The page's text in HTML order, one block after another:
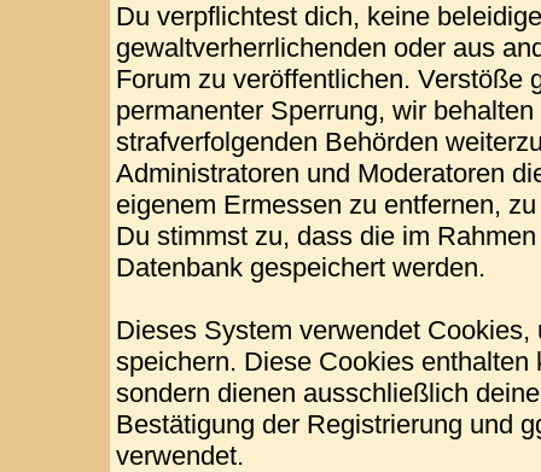
Du verpflichtest dich, keine
gewaltverherrlichenden oder aus
Forum zu veröffentlichen. Verstöße
permanenter Sperrung, wir
strafverfolgenden Behörden
Administratoren und Moderatoren
eigenem Ermessen zu entfernen,
Du stimmst zu, dass die im
Datenbank gespeichert werden.
Dieses System verwendet
speichern. Diese Cookies
sondern dienen ausschließlich
Bestätigung der Registrierung und
verwendet.